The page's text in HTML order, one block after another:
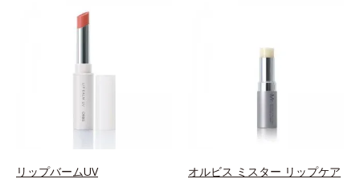
みずしい発色が続きます。また色素
による唇の乾燥を防ぐため、一部の
施し、さらに3種のうるおい・保護
成分(*5)も配合。しっとり感をキー
プし、ぷるんとした唇に。さっとひ
と塗りするだけで、くすみやすい大
人の肌に血色感を与え、唇を自然に
美しく彩る色設計です。*1 メイク
効果による*2 水添ポリイソブテン
解決(*1)する「リップトリートメン
均一な質感に整った唇にのせること
でより美しく色づく「クリアカラー
み物の水分を取り込んでリップの密
(*4）」で、マスクに色移りもしに
リップバームUV
オルビス ミスター リップケア